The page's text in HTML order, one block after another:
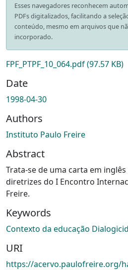
Esses navegadores reconhecem
PDFs digitalizados, facilitando a
conteúdo, mesmo em arquivos que
incorporado.
FPF_PTPF_10_064.pdf(97.57 KB)
Date
1998-04-30
Authors
Instituto Paulo Freire
Abstract
Trata-se de uma carta em
diretrizes do I Encontro
Freire.
Keywords
Contexto da educação
URI
https://acervo.paulofreire.org/